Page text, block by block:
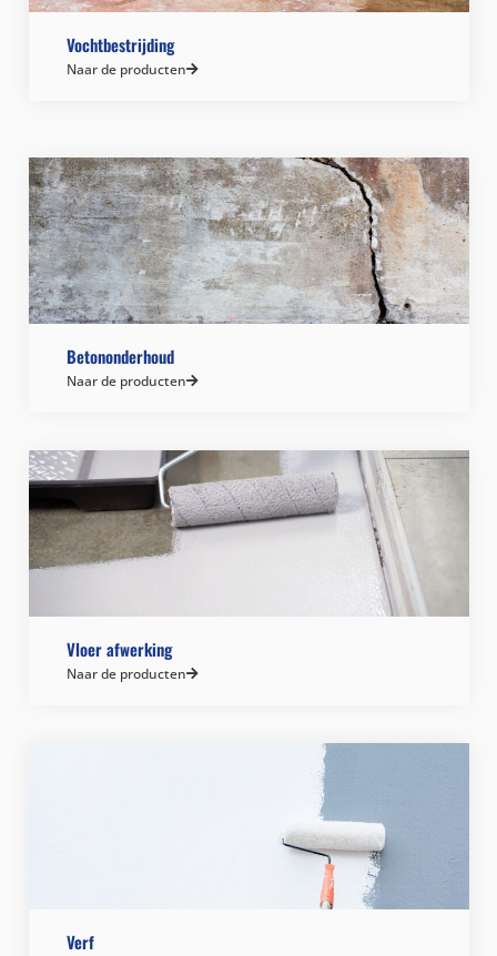
Vochtbestrijding
Naar de producten
Betononderhoud
Naar de producten
Vloer afwerking
Naar de producten
Verf